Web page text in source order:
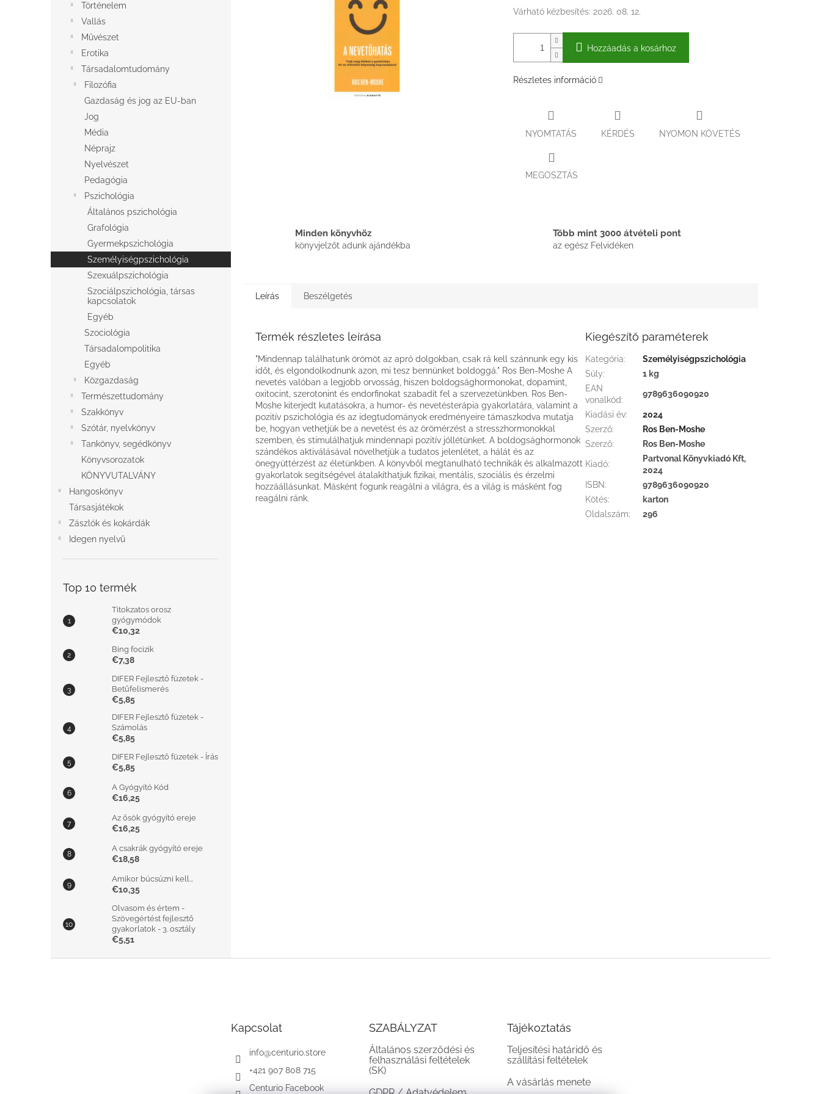
Történelem
Vallás
Művészet
Erotika
Társadalomtudomány
Filozófia
Gazdaság és jog az EU-ban
Jog
Média
Néprajz
Nyelvészet
Pedagógia
Pszichológia
Általános pszichológia
Grafológia
Gyermekpszichológia
Személyiségpszichológia
Szexuálpszichológia
Szociálpszichológia, társas
kapcsolatok
Egyéb
Szociológia
Társadalompolitika
Egyéb
Közgazdaság
Természettudomány
Szakkönyv
Szótár, nyelvkönyv
Tankönyv, segédkönyv
Könyvsorozatok
KÖNYVUTALVÁNY
Hangoskönyv
Társasjátékok
Zászlók és kokárdák
Idegen nyelvű
Top 10 termék
Titokzatos orosz
gyógymódok
€10,32
Bing focizik
€7,38
DIFER Fejlesztő füzetek -
Betűfelismerés
€5,85
DIFER Fejlesztő füzetek -
Számolás
€5,85
DIFER Fejlesztő füzetek - Írás
€5,85
A Gyógyító Kód
€16,25
Az ősök gyógyító ereje
€16,25
A csakrák gyógyító ereje
€18,58
Amikor búcsúzni kell...
€10,35
Olvasom és értem -
Szövegértést fejlesztő
gyakorlatok - 3. osztály
€5,51
Várható kézbesítés: 2026. 08. 12.
Hozzáadás a kosárhoz
Részletes információ
NYOMTATÁS KÉRDÉS NYOMON KÖVETÉS
MEGOSZTÁS
Minden könyvhöz
könyvjelzőt adunk ajándékba
Több mint 3000 átvételi pont
az egész Felvidéken
Leírás Beszélgetés
Termék részletes leírása
"Mindennap találhatunk örömöt az apró dolgokban, csak rá kell szánnunk egy kis
időt, és elgondolkodnunk azon, mi tesz bennünket boldoggá." Ros Ben-Moshe A
nevetés valóban a legjobb orvosság, hiszen boldogsághormonokat, dopamint,
oxitocint, szerotonint és endorfinokat szabadít fel a szervezetünkben. Ros Ben-
Moshe kiterjedt kutatásokra, a humor- és nevetésterápia gyakorlatára, valamint a
pozitív pszichológia és az idegtudományok eredményeire támaszkodva mutatja
be, hogyan vethetjük be a nevetést és az örömérzést a stresszhormonokkal
szemben, és stimulálhatjuk mindennapi pozitív jóllétünket. A boldogsághormonok
szándékos aktiválásával növelhetjük a tudatos jelenlétet, a hálát és az
önegyüttérzést az életünkben. A könyvből megtanulható technikák és alkalmazott
gyakorlatok segítségével átalakíthatjuk fizikai, mentális, szociális és érzelmi
hozzáállásunkat. Másként fogunk reagálni a világra, és a világ is másként fog
reagálni ránk.
Kiegészítő paraméterek
Kategória:
Személyiségpszichológia
Súly:
1 kg
EAN
vonalkód:
9789636090920
Kiadási év:
2024
Szerző:
Ros Ben-Moshe
Szerző: Ros Ben-Moshe
Kiadó:
Partvonal Könyvkiadó Kft,
2024
ISBN:
9789636090920
Kötés:
karton
Oldalszám: 296
Kapcsolat
info@centurio.store
+421 907 808 715
Centurio Facebook
SZABÁLYZAT
Általános szerződési és
felhasználási feltételek
(SK)
Tájékoztatás
Teljesítési határidő és
szállítási feltételek
A vásárlás menete